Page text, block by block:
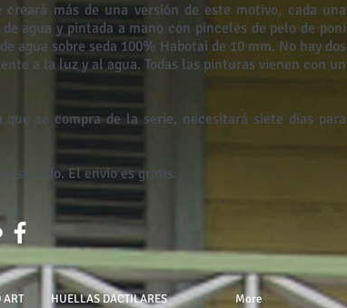
más de una versión de este motivo, cada una
agua y pintada a mano con pinceles de pelo de poni
agua sobre seda 100% Habotai de 10 mm. No hay dos
a la luz y al agua. Todas las pinturas vienen con un
se compra de la serie, necesitará siete días para
sellado. El envio es gratis.
HUELLAS DACTILARES More